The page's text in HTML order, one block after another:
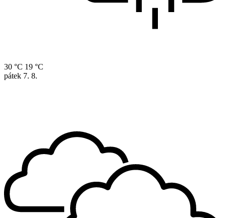
30 °C 19 °C
pátek 7. 8.